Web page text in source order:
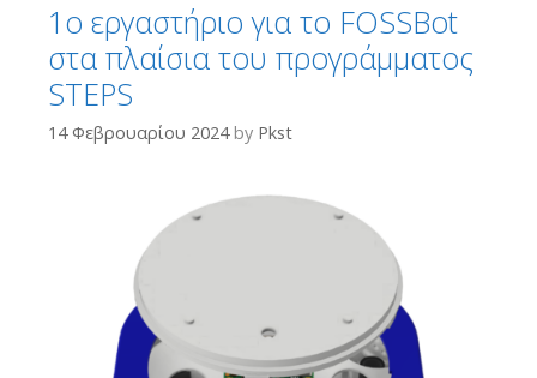
1ο εργαστήριο για το FOSSBot
στα πλαίσια του προγράμματος
STEPS
14 Φεβρουαρίου 2024 by Pkst